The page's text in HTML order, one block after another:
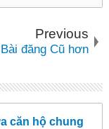
Previous
Bài đăng Cũ hơn
căn hộ chung